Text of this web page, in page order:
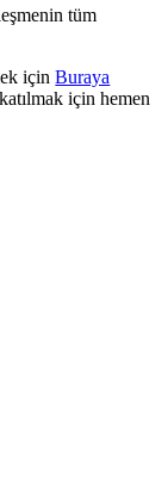
tüm
içinBuraya
için hemen